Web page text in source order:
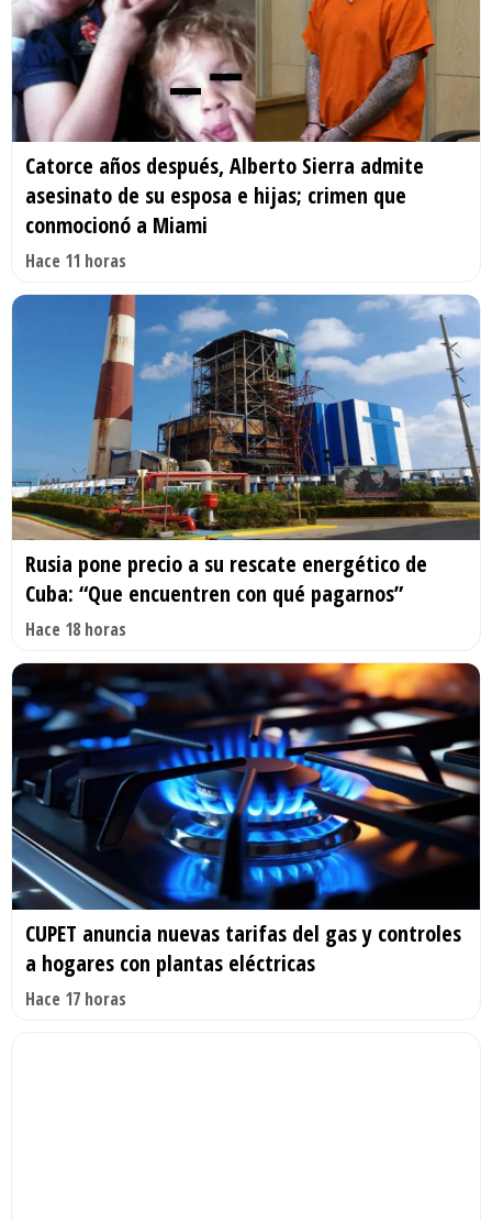
Catorce años después, Alberto Sierra admite
asesinato de su esposa e hijas; crimen que
conmocionó a Miami
Hace 11 horas
Rusia pone precio a su rescate energético de
Cuba: “Que encuentren con qué pagarnos”
Hace 18 horas
CUPET anuncia nuevas tarifas del gas y controles
a hogares con plantas eléctricas
Hace 17 horas